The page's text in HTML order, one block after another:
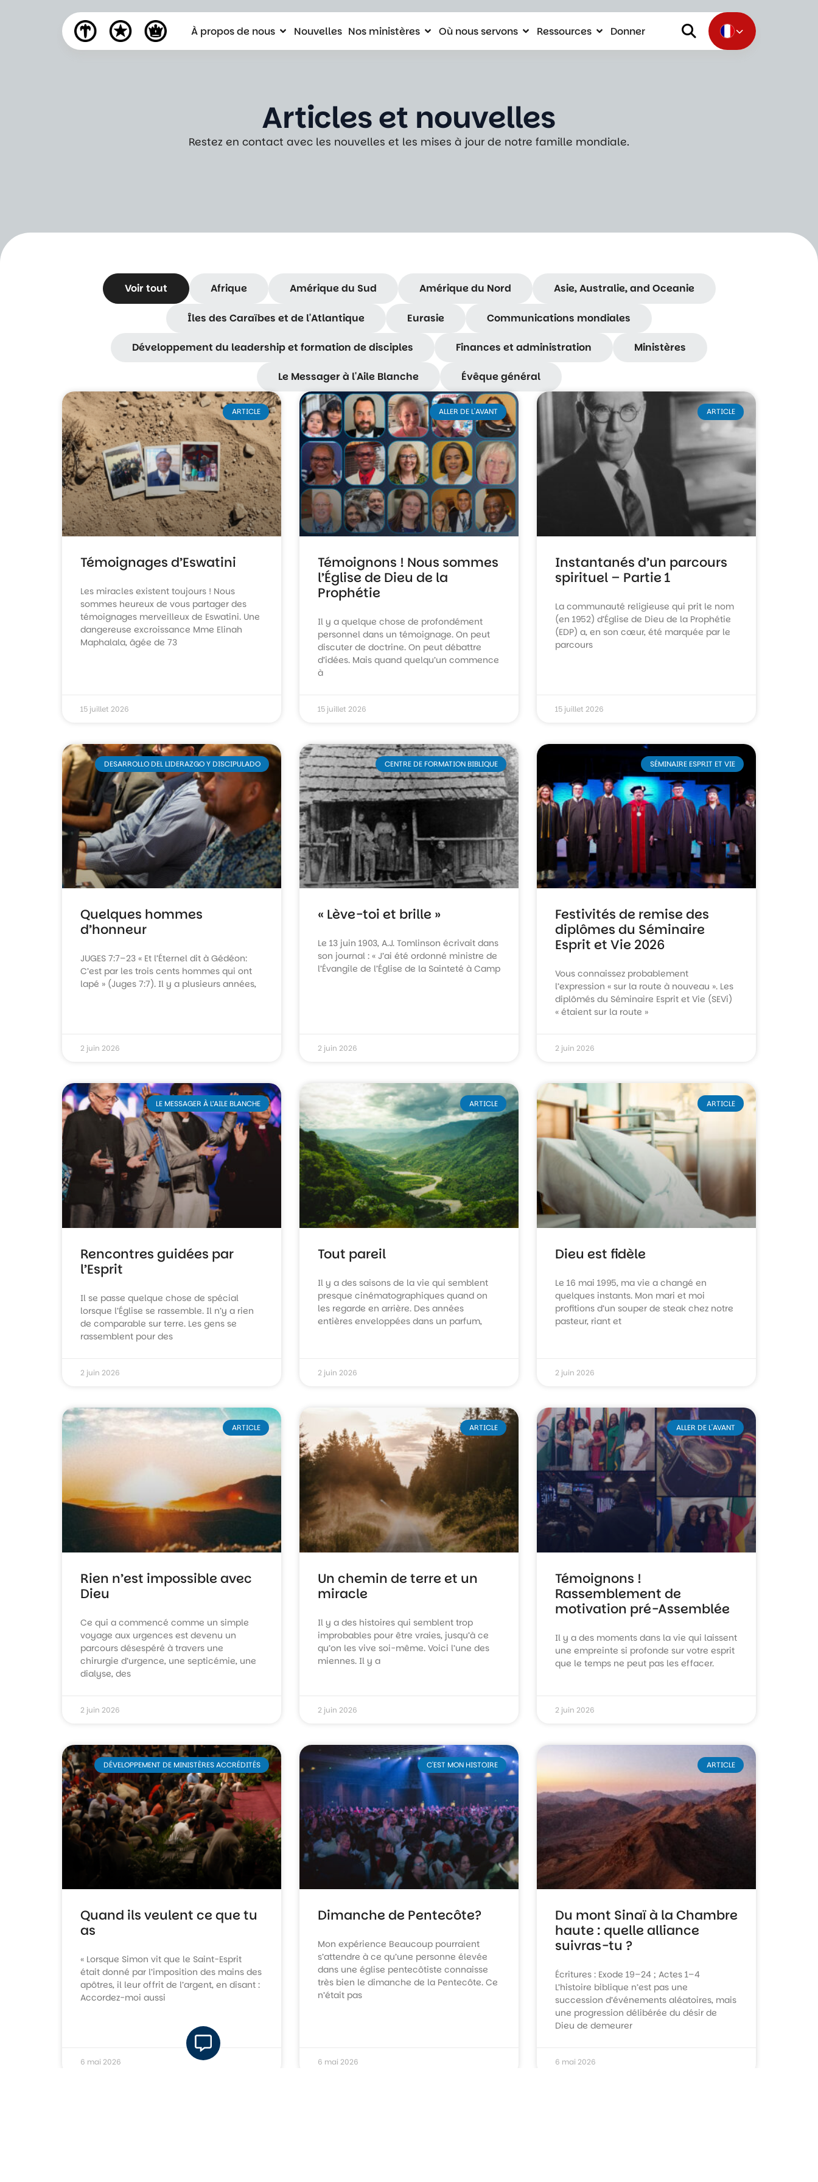
À propos de nous Nouvelles Nos ministères Où nous servons Ressources Donner
Articles et nouvelles
Restez en contact avec les nouvelles et les mises à jour de notre famille mondiale.
Voir tout Afrique Amérique du Sud Amérique du Nord Asie, Australie, and Oceanie
Îles des Caraïbes et de l'Atlantique Eurasie Communications mondiales
Développement du leadership et formation de disciples Finances et administration Ministères
Le Messager à l'Aile Blanche Évêque général
ARTICLE
Témoignages d’Eswatini
Les miracles existent toujours ! Nous
sommes heureux de vous partager des
témoignages merveilleux de Eswatini. Une
dangereuse excroissance Mme Elinah
Maphalala, âgée de 73
15 juillet 2026
ALLER DE L'AVANT
Témoignons ! Nous sommes
l’Église de Dieu de la
Prophétie
Il y a quelque chose de profondément
personnel dans un témoignage. On peut
discuter de doctrine. On peut débattre
d’idées. Mais quand quelqu’un commence
à
15 juillet 2026
ARTICLE
Instantanés d’un parcours
spirituel – Partie 1
La communauté religieuse qui prit le nom
(en 1952) d’Église de Dieu de la Prophétie
(EDP) a, en son cœur, été marquée par le
parcours
15 juillet 2026
DESARROLLO DEL LIDERAZGO Y DISCIPULADO
Quelques hommes
d’honneur
JUGES 7:7–23 « Et l’Éternel dit à Gédéon:
C’est par les trois cents hommes qui ont
lapé » (Juges 7:7). Il y a plusieurs années,
2 juin 2026
CENTRE DE FORMATION BIBLIQUE
« Lève-toi et brille »
Le 13 juin 1903, A.J. Tomlinson écrivait dans
son journal : « J’ai été ordonné ministre de
l’Évangile de l’Église de la Sainteté à Camp
2 juin 2026
SÉMINAIRE ESPRIT ET VIE
Festivités de remise des
diplômes du Séminaire
Esprit et Vie 2026
Vous connaissez probablement
l’expression « sur la route à nouveau ». Les
diplômés du Séminaire Esprit et Vie (SEVi)
« étaient sur la route »
2 juin 2026
LE MESSAGER À L’AILE BLANCHE
Rencontres guidées par
l’Esprit
Il se passe quelque chose de spécial
lorsque l’Église se rassemble. Il n’y a rien
de comparable sur terre. Les gens se
rassemblent pour des
2 juin 2026
ARTICLE
Tout pareil
Il y a des saisons de la vie qui semblent
presque cinématographiques quand on
les regarde en arrière. Des années
entières enveloppées dans un parfum,
2 juin 2026
ARTICLE
Dieu est fidèle
Le 16 mai 1995, ma vie a changé en
quelques instants. Mon mari et moi
profitions d’un souper de steak chez notre
pasteur, riant et
2 juin 2026
ARTICLE
Rien n’est impossible avec
Dieu
Ce qui a commencé comme un simple
voyage aux urgences est devenu un
parcours désespéré à travers une
chirurgie d’urgence, une septicémie, une
dialyse, des
2 juin 2026
ARTICLE
Un chemin de terre et un
miracle
Il y a des histoires qui semblent trop
improbables pour être vraies, jusqu’à ce
qu’on les vive soi-même. Voici l’une des
miennes. Il y a
2 juin 2026
ALLER DE L'AVANT
Témoignons !
Rassemblement de
motivation pré-Assemblée
Il y a des moments dans la vie qui laissent
une empreinte si profonde sur votre esprit
que le temps ne peut pas les effacer.
2 juin 2026
DÉVELOPPEMENT DE MINISTÈRES ACCRÉDITÉS
Quand ils veulent ce que tu
as
« Lorsque Simon vit que le Saint-Esprit
était donné par l’imposition des mains des
apôtres, il leur offrit de l’argent, en disant :
Accordez-moi aussi
6 mai 2026
C'EST MON HISTOIRE
Dimanche de Pentecôte?
Mon expérience Beaucoup pourraient
s’attendre à ce qu’une personne élevée
dans une église pentecôtiste connaisse
très bien le dimanche de la Pentecôte. Ce
n’était pas
6 mai 2026
ARTICLE
Du mont Sinaï à la Chambre
haute : quelle alliance
suivras-tu ?
Écritures : Exode 19–24 ; Actes 1–4
L’histoire biblique n’est pas une
succession d’événements aléatoires, mais
une progression délibérée du désir de
Dieu de demeurer
6 mai 2026